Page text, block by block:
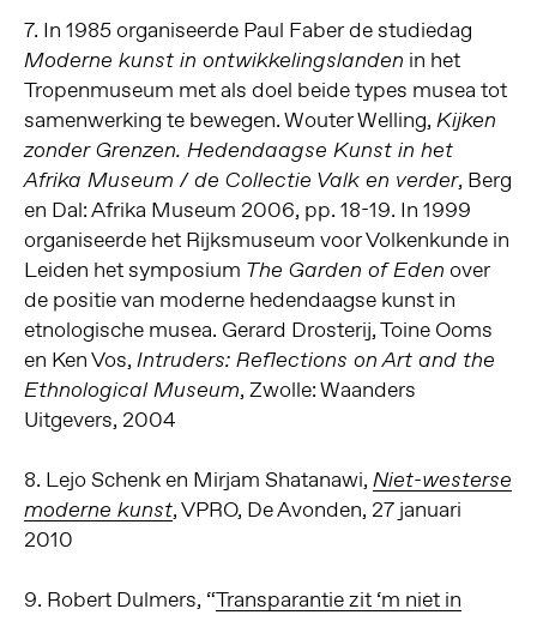
7. In 1985 organiseerde Paul Faber de studiedag
Moderne kunst in ontwikkelingslanden in het
Tropenmuseum met als doel beide types musea tot
samenwerking te bewegen. Wouter Welling, Kijken
zonder Grenzen. Hedendaagse Kunst in het
Afrika Museum / de Collectie Valk en verder, Berg
en Dal: Afrika Museum 2006, pp. 18-19. In 1999
organiseerde het Rijksmuseum voor Volkenkunde in
Leiden het symposium The Garden of Eden over
de positie van moderne hedendaagse kunst in
etnologische musea. Gerard Drosterij, Toine Ooms
en Ken Vos, Intruders: Reflections on Art and the
Ethnological Museum, Zwolle: Waanders
Uitgevers, 2004
8. Lejo Schenk en Mirjam Shatanawi, Niet-westerse
moderne kunst, VPRO, De Avonden, 27 januari
2010
9. Robert Dulmers, “Transparantie zit ‘m niet in